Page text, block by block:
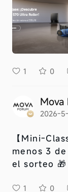
1 0
Mova
2026-
【Mini-Class
menos 3
el sorteo 🎁
1 0